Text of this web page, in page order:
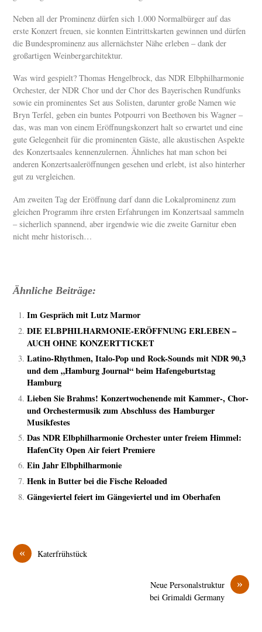
Neben all der Prominenz dürfen sich 1.000 Normalbürger auf das
erste Konzert freuen, sie konnten Eintrittskarten gewinnen und dürfen
die Bundesprominenz aus allernächster Nähe erleben – dank der
großartigen Weinbergarchitektur.
Was wird gespielt? Thomas Hengelbrock, das NDR Elbphilharmonie
Orchester, der NDR Chor und der Chor des Bayerischen Rundfunks
sowie ein prominentes Set aus Solisten, darunter große Namen wie
Bryn Terfel, geben ein buntes Potpourri von Beethoven bis Wagner –
das, was man von einem Eröffnungskonzert halt so erwartet und eine
gute Gelegenheit für die prominenten Gäste, alle akustischen Aspekte
des Konzertsaales kennenzulernen. Ähnliches hat man schon bei
anderen Konzertsaaleröffnungen gesehen und erlebt, ist also hinterher
gut zu vergleichen.
Am zweiten Tag der Eröffnung darf dann die Lokalprominenz zum
gleichen Programm ihre ersten Erfahrungen im Konzertsaal sammeln
– sicherlich spannend, aber irgendwie wie die zweite Garnitur eben
nicht mehr historisch…
Ähnliche Beiträge:
Im Gespräch mit Lutz Marmor
DIE ELBPHILHARMONIE-ERÖFFNUNG ERLEBEN –
AUCH OHNE KONZERTTICKET
Latino-Rhythmen, Italo-Pop und Rock-Sounds mit NDR 90,3
und dem „Hamburg Journal“ beim Hafengeburtstag
Hamburg
Lieben Sie Brahms! Konzertwochenende mit Kammer-, Chor-
und Orchestermusik zum Abschluss des Hamburger
Musikfestes
Das NDR Elbphilharmonie Orchester unter freiem Himmel:
HafenCity Open Air feiert Premiere
Ein Jahr Elbphilharmonie
Henk in Butter bei die Fische Reloaded
Gängeviertel feiert im Gängeviertel und im Oberhafen
« Katerfrühstück
»
Neue Personalstruktur
bei Grimaldi Germany